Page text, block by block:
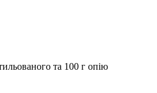
та 100 г опію